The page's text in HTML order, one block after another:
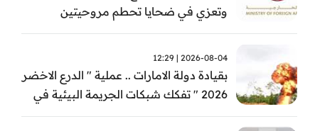
وتعزي في ضحايا تحطم مروحيتين
2026-08-04 | 12:29
بقيادة دولة الامارات .. عملية " الدرع الاخضر
2026 " تفكك شبكات الجريمة البيئية في
حوض الامازون